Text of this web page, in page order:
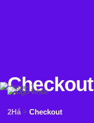
Checkout
2Há > Checkout